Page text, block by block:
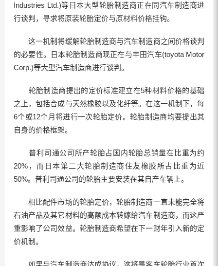
Industries Ltd.)等日本大型轮胎制造商正在同汽车制造商进
行谈判，寻求将原装轮胎定价与原材料价格挂钩。
这一机制将缓解轮胎制造商与汽车制造商之间价格谈判
的必要性。日本轮胎制造商现正在与丰田汽车(toyota Motor
Corp.)等大型汽车制造商进行谈判。
轮胎制造商提出的定价标准建立在5种材料价格的基础
之上，包括合成与天然橡胶以及化纤等。在这一机制下，每
6个或12个月将进行一次轮胎定价。轮胎制造商均要提出其
自身的价格框架。
普利司通公司所产轮胎占国内轮胎总销量在比重为约
20%，而日本第二大轮胎制造商住友橡胶所占比重为近
50%。普利司通公司的轮胎主要安装在其自产车辆上。
相比配件市场的轮胎定价，轮胎制造商一直未能完全将
石油产品及其它材料的高额成本转嫁给汽车制造商，而这严
重影响了公司效益。轮胎制造商希望在下一财年引入新的定
价机制。
如果与汽车制造商达成协议，这将是客车轮胎行业首次